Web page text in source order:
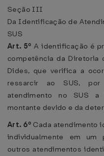
Seção III
Da Identificação de
SUS
Art. 5ºA identificação é
competência da Diretoria
Dides, que verifica a
ressarcir ao SUS,
atendimento no SUS
montante devido e da
Art. 6º Cada atendimento
individualmente em um
outros atendimentos